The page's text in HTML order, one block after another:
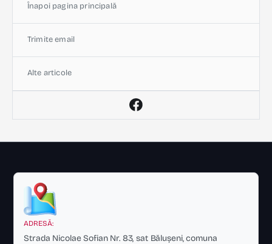
Înapoi pagina principală
Trimite email
Alte articole
ADRESĂ:
Strada Nicolae Sofian Nr. 83, sat Bălușeni, comuna